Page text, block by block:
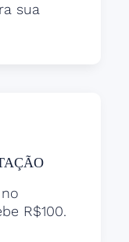
sua
R$100.